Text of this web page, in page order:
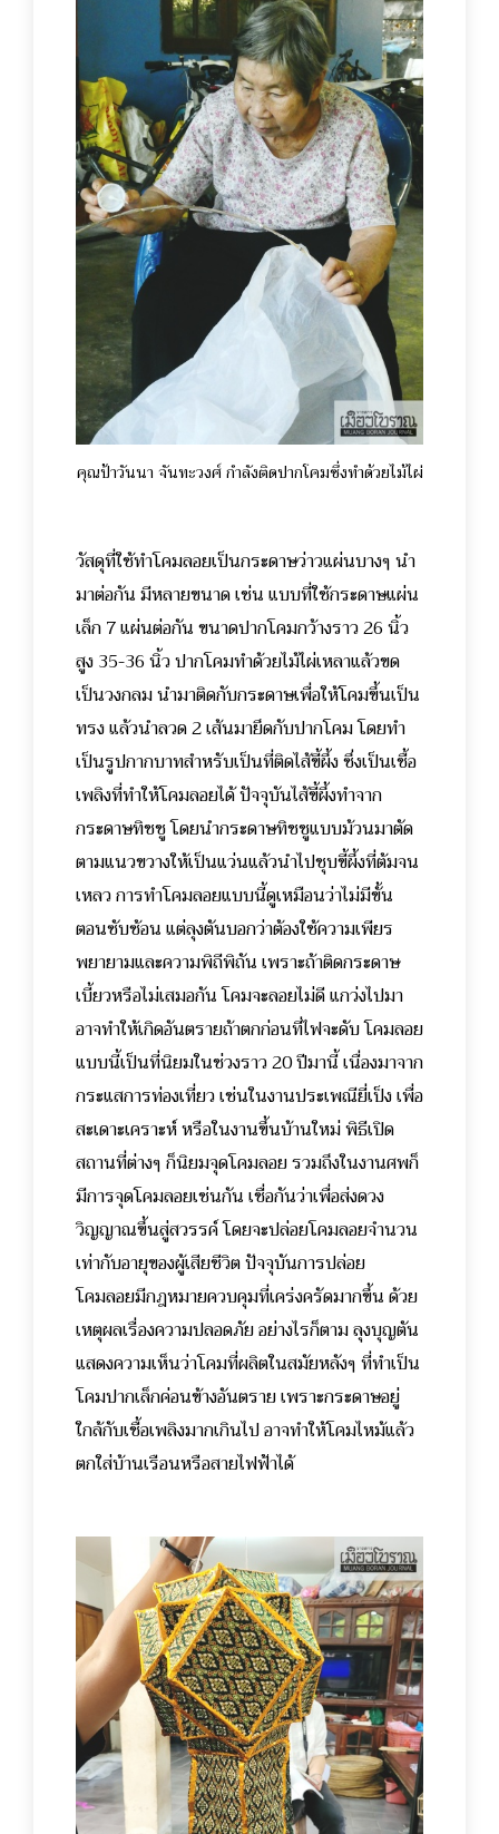
คุณป้าวันนา จันทะวงศ์ กำลังติดปากโคมซึ่งทำด้วยไม้ไผ่
วัสดุที่ใช้ทำโคมลอยเป็นกระดาษว่าวแผ่นบางๆ นำ
มาต่อกัน มีหลายขนาด เช่น แบบที่ใช้กระดาษแผ่น
เล็ก 7 แผ่นต่อกัน ขนาดปากโคมกว้างราว 26 นิ้ว
สูง 35-36 นิ้ว ปากโคมทำด้วยไม้ไผ่เหลาแล้วขด
เป็นวงกลม นำมาติดกับกระดาษเพื่อให้โคมขึ้นเป็น
ทรง แล้วนำลวด 2 เส้นมายึดกับปากโคม โดยทำ
เป็นรูปกากบาทสำหรับเป็นที่ติดไส้ขี้ผึ้ง ซึ่งเป็นเชื้อ
เพลิงที่ทำให้โคมลอยได้ ปัจจุบันไส้ขี้ผึ้งทำจาก
กระดาษทิชชู โดยนำกระดาษทิชชูแบบม้วนมาตัด
ตามแนวขวางให้เป็นแว่นแล้วนำไปชุบขี้ผึ้งที่ต้มจน
เหลว การทำโคมลอยแบบนี้ดูเหมือนว่าไม่มีขั้น
ตอนซับซ้อน แต่ลุงตันบอกว่าต้องใช้ความเพียร
พยายามและความพิถีพิถัน เพราะถ้าติดกระดาษ
เบี้ยวหรือไม่เสมอกัน โคมจะลอยไม่ดี แกว่งไปมา
อาจทำให้เกิดอันตรายถ้าตกก่อนที่ไฟจะดับโคมลอย
แบบนี้เป็นที่นิยมในช่วงราว 20 ปีมานี้ เนื่องมาจาก
กระแสการท่องเที่ยว เช่นในงานประเพณียี่เป็ง เพื่อ
สะเดาะเคราะห์ หรือในงานขึ้นบ้านใหม่ พิธีเปิด
สถานที่ต่างๆ ก็นิยมจุดโคมลอย รวมถึงในงานศพก็
มีการจุดโคมลอยเช่นกัน เชื่อกันว่าเพื่อส่งดวง
วิญญาณขึ้นสู่สวรรค์ โดยจะปล่อยโคมลอยจำนวน
เท่ากับอายุของผู้เสียชีวิตปัจจุบันการปล่อย
โคมลอยมีกฎหมายควบคุมที่เคร่งครัดมากขึ้น ด้วย
เหตุผลเรื่องความปลอดภัย อย่างไรก็ตาม ลุงบุญตัน
แสดงความเห็นว่าโคมที่ผลิตในสมัยหลังๆ ที่ทำเป็น
โคมปากเล็กค่อนข้างอันตราย เพราะกระดาษอยู่
ใกล้กับเชื้อเพลิงมากเกินไป อาจทำให้โคมไหม้แล้ว
ตกใส่บ้านเรือนหรือสายไฟฟ้าได้